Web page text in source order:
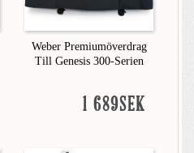
Weber Premiumöverdrag
Till Genesis 300-Serien
1 689SEK